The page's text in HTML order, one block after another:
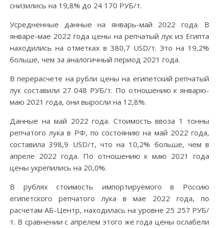
снизились на 19,8% до 24 170 РУБ/т.
Усредненные данные на январь-май 2022 года. В
январе-мае 2022 года цены на репчатый лук из Египта
находились на отметках в 380,7 USD/т. Это на 19,2%
больше, чем за аналогичный период 2021 года.
В перерасчете на рубли цены на египетский репчатый
лук составили 27 048 РУБ/т. По отношению к январю-
маю 2021 года, они выросли на 12,8%.
Данные на май 2022 года. Стоимость ввоза 1 тонны
репчатого лука в РФ, по состоянию на май 2022 года,
составила 398,9 USD/т, что на 10,2% больше, чем в
апреле 2022 года. По отношению к маю 2021 года
цены укрепились на 20,0%.
В рублях стоимость импортируемого в Россию
египетского репчатого лука в мае 2022 года, по
расчетам АБ-Центр, находилась на уровне 25 257 РУБ/
т. В сравнении с апрелем этого же года цены ослабели